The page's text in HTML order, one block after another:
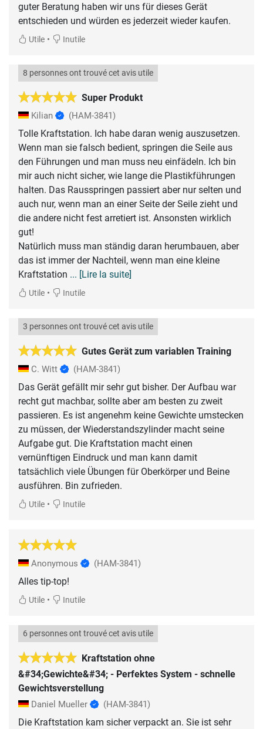
guter Beratung haben wir uns für dieses Gerät
entschieden und würden es jederzeit wieder kaufen.
Utile • Inutile
Super Produkt
8 personnes ont trouvé cet avis utile
Kilian (HAM-3841)
Tolle Kraftstation. Ich habe daran wenig auszusetzen.
Wenn man sie falsch bedient, springen die Seile aus
den Führungen und man muss neu einfädeln. Ich bin
mir auch nicht sicher, wie lange die Plastikführungen
halten. Das Rausspringen passiert aber nur selten und
auch nur, wenn man an einer Seite der Seile zieht und
die andere nicht fest arretiert ist. Ansonsten wirklich
gut!
Natürlich muss man ständig daran herumbauen, aber
das ist immer der Nachteil, wenn man eine kleine
Kraftstation ... [Lire la suite]
Utile • Inutile
Gutes Gerät zum variablen Training
3 personnes ont trouvé cet avis utile
C. Witt (HAM-3841)
Das Gerät gefällt mir sehr gut bisher. Der Aufbau war
recht gut machbar, sollte aber am besten zu zweit
passieren. Es ist angenehm keine Gewichte umstecken
zu müssen, der Wiederstandszylinder macht seine
Aufgabe gut. Die Kraftstation macht einen
vernünftigen Eindruck und man kann damit
tatsächlich viele Übungen für Oberkörper und Beine
ausführen. Bin zufrieden.
Utile • Inutile
Anonymous (HAM-3841)
Alles tip-top!
Utile • Inutile
Kraftstation ohne
&#34;Gewichte&#34; - Perfektes System - schnelle
Gewichtsverstellung
6 personnes ont trouvé cet avis utile
Daniel Mueller (HAM-3841)
Die Kraftstation kam sicher verpackt an. Sie ist sehr